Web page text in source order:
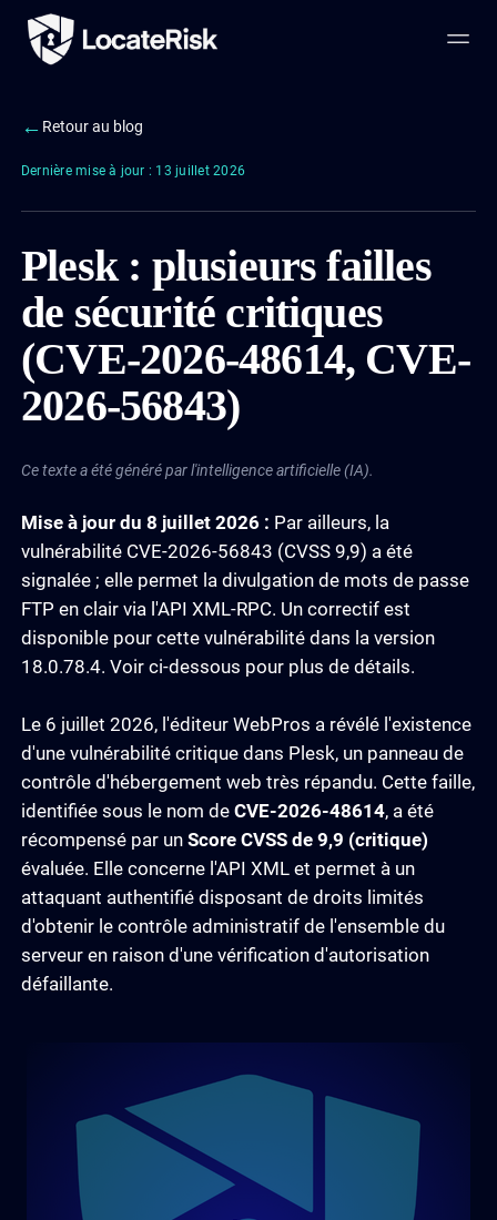
← Retour au blog
Dernière mise à jour : 13 juillet 2026
Plesk : plusieurs failles
de sécurité critiques
(CVE-2026-48614, CVE-
2026-56843)
Ce texte a été généré par l'intelligence artificielle (IA).
Mise à jour du 8 juillet 2026 : Par ailleurs, la
vulnérabilité CVE-2026-56843 (CVSS 9,9) a été
signalée ; elle permet la divulgation de mots de passe
FTP en clair via l'API XML-RPC. Un correctif est
disponible pour cette vulnérabilité dans la version
18.0.78.4. Voir ci-dessous pour plus de détails.
Le 6 juillet 2026, l'éditeur WebPros a révélé l'existence
d'une vulnérabilité critique dans Plesk, un panneau de
contrôle d'hébergement web très répandu. Cette faille,
identifiée sous le nom de CVE-2026-48614, a été
récompensé par un Score CVSS de 9,9 (critique)
évaluée. Elle concerne l'API XML et permet à un
attaquant authentifié disposant de droits limités
d'obtenir le contrôle administratif de l'ensemble du
serveur en raison d'une vérification d'autorisation
défaillante.